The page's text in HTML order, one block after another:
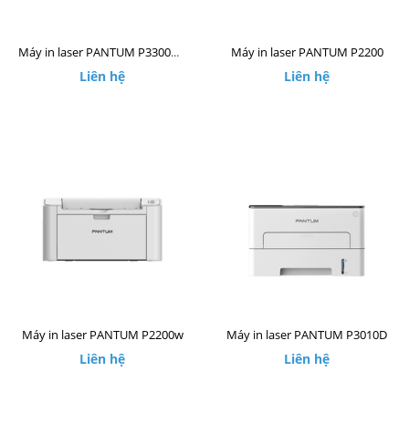
Máy in laser PANTUM P3300DW
Liên hệ
Máy in laser PANTUM P2200
Liên hệ
Máy in laser PANTUM P2200w
Liên hệ
Máy in laser PANTUM P3010D
Liên hệ